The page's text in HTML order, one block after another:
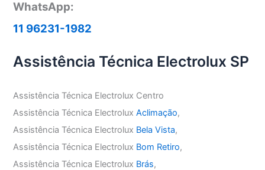
WhatsApp:
11 96231-1982
Assistência Técnica Electrolux SP
Assistência Técnica Electrolux Centro
Assistência Técnica ElectroluxAclimação,
Assistência Técnica Electrolux Bela Vista,
Assistência Técnica Electrolux Bom Retiro,
Assistência Técnica Electrolux Brás,